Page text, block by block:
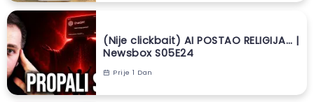
(Nije clickbait) AI POSTAO RELIGIJA… |
Newsbox S05E24
Prije 1 Dan